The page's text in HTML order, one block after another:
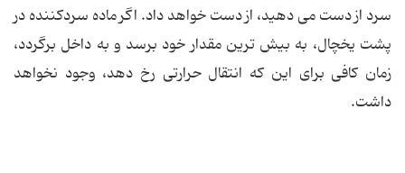
سرد از دست می دهید، از دست خواهد داد. اگر ماده سردکننده در
پشت یخچال، به بیش ترین مقدار خود برسد و به داخل برگردد،
زمان کافی برای این که انتقال حرارتی رخ دهد، وجود نخواهد
داشت.